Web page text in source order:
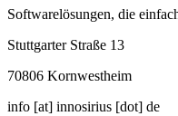
Softwarelösungen, die
Stuttgarter Straße 13
70806 Kornwestheim
info [at] innosirius [dot] de